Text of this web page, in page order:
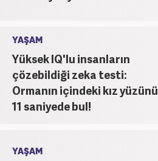
YAŞAM
Yüksek IQ'lu insanların
çözebildiği zeka testi:
Ormanın içindeki kız yüzünü
11 saniyede bul!
YAŞAM